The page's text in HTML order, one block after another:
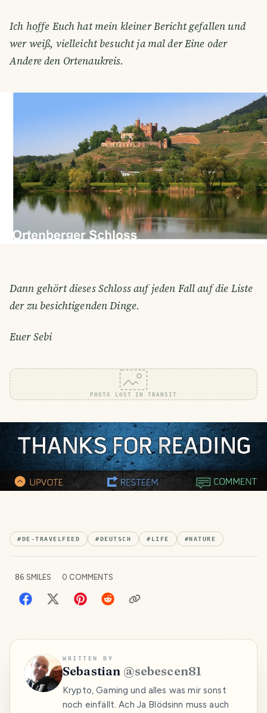
Ich hoffe Euch hat mein kleiner Bericht gefallen und
wer weiß, vielleicht besucht ja mal der Eine oder
Andere den Ortenaukreis.
Dann gehört dieses Schloss auf jeden Fall auf die Liste
der zu besichtigenden Dinge.
Euer Sebi
PHOTO LOST IN TRANSIT
#DE-TRAVELFEED #DEUTSCH # LIFE #NATURE
86 SMILES 0 COMMENTS
WRITTEN BY
Sebastian @sebescen81
Krypto, Gaming und alles was mir sonst
noch einfällt. Ach Ja Blödsinn muss auch